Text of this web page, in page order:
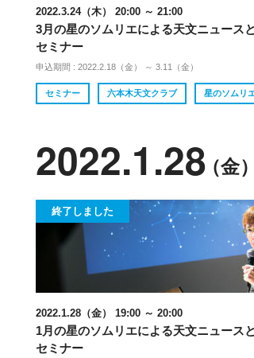
2022.3.24（木） 20:00 ～ 21:00
3月の星のソムリエによる天文ニュース
セミナー
申込期間 : 2022.2.18（金） ～ 3.11（金）
セミナー 六本木天文クラブ 星のソムリ
2022.1.28（金）
終了しました
2022.1.28（金） 19:00 ～ 20:00
1月の星のソムリエによる天文ニュース
セミナー